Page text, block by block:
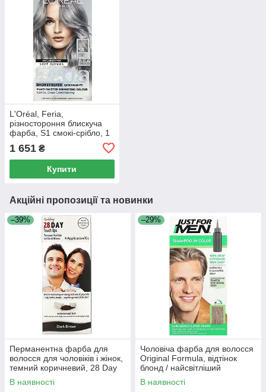
L'Oréal, Feria,
різностороння блискуча
фарба, S1 смокі-срібло, 1
1 651 ₴
Купити
Акційні пропозиції та новинки
–39%
Перманентна фарба для
волосся для чоловіків і жінок,
темний коричневий, 28 Day
Touch Ups, Medium Brown,
Godefroy, 4 предмета в
В наявності
–29%
Чоловіча фарба для волосся
Original Formula, відтінок
блонд / найсвітліший
коричневий H-15, Just for
Men, одноразовий комплект
В наявності